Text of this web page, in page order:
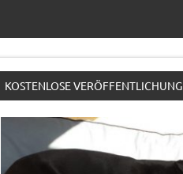
KOSTENLOSE VERÖFFENTLICHUNG